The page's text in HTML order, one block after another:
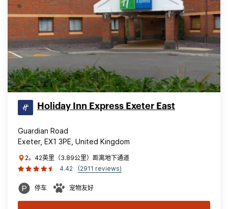
Holiday Inn Express Exeter East
Guardian Road
Exeter, EX1 3PE, United Kingdom
2。42英里（3.89公里）距离地下通道
4.42
(2911 reviews)
停车 宠物友好